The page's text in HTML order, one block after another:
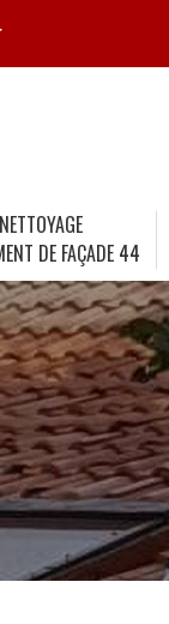
DE FAÇADE 44